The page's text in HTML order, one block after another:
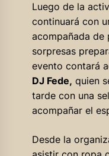
Luego de la
continuará con
acompañada de
sorpresas
evento contará
DJ Fede, quien
tarde con una
acompañar el
Desde la